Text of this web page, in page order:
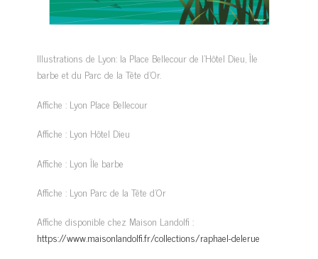
Illustrations de Lyon: la Place Bellecour de l’Hôtel Dieu, Île
barbe et du Parc de la Tête d’Or.
Affiche : Lyon Place Bellecour
Affiche : Lyon Hôtel Dieu
Affiche : Lyon Île barbe
Affiche : Lyon Parc de la Tête d’Or
Affiche disponible chez Maison Landolfi :
https://www.maisonlandolfi.fr/collections/raphael-delerue